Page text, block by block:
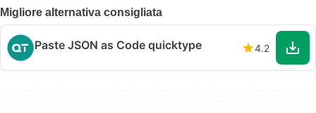
Migliore alternativa consigliata
Paste JSON as Code quicktype 4.2